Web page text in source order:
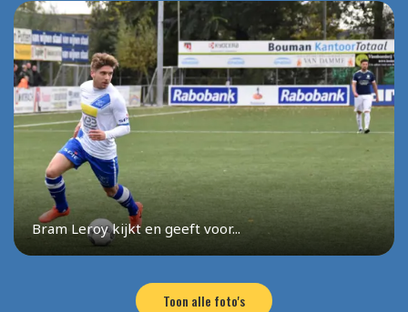
Bram Leroy kijkt en geeft voor...
Toon alle foto's